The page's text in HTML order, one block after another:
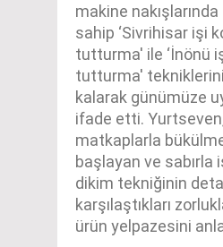
makine
sahip ‘Sivrihisar işi
tutturma' ile ‘İnönü
tutturma' tekniklerini
kalarak günümüze
ifade etti.
matkaplarla
başlayan ve sabırla
dikim tekniğinin
karşılaştıkları
ürün yelpazesini